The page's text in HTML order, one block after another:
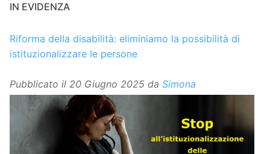
IN EVIDENZA
Riforma della disabilità: eliminiamo la possibilità di
istituzionalizzare le persone
Pubblicato il 20 Giugno 2025 da Simona